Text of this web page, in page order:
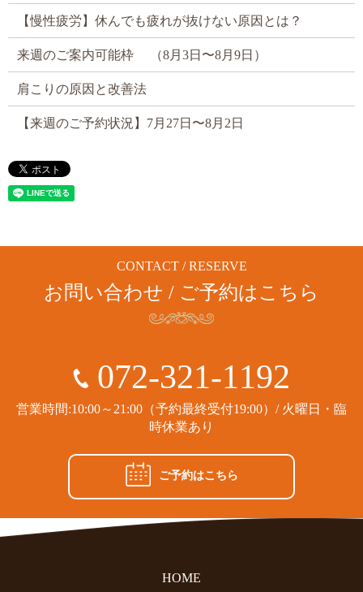
【慢性疲労】休んでも疲れが抜けない原因とは？
来週のご案内可能枠 （8月3日〜8月9日）
肩こりの原因と改善法
【来週のご予約状況】7月27日〜8月2日
CONTACT / RESERVE
お問い合わせ / ご予約はこちら
072-321-1192
営業時間:10:00～21:00（予約最終受付19:00）/ 火曜日・臨
時休業あり
ご予約はこちら
HOME